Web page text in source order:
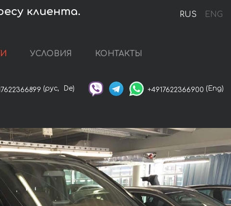
RUS ENG
клиента.
УСЛОВИЯ КОНТАКТЫ
(рус, De) +4917622366900 (Eng)